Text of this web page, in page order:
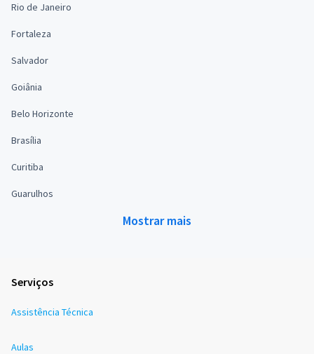
Rio de Janeiro
Fortaleza
Salvador
Goiânia
Belo Horizonte
Brasília
Curitiba
Guarulhos
Mostrar mais
Serviços
Assistência Técnica
Aulas